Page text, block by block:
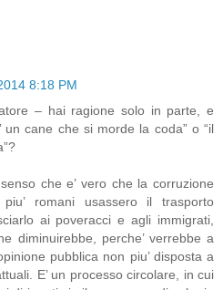
8:18 PM
– hai ragione solo in parte, e
un cane che si morde la coda” o “il
che e’ vero che la corruzione
piu’ romani usassero il trasporto
ai poveracci e agli immigrati,
diminuirebbe, perche’ verrebbe a
pubblica non piu’ disposta a
E’ un processo circolare, in cui